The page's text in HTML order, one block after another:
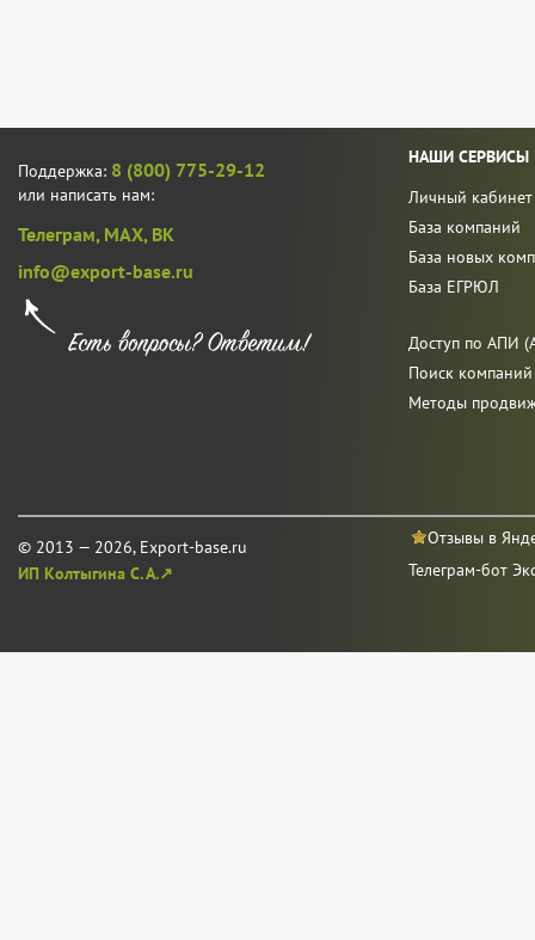
Поддержка: 8 (800) 775-29-12
или написать нам:
Телеграм, MAX, ВК
info@export-base.ru
© 2013 — 2026, Export-base.ru
ИП Колтыгина С. А.↗
НАШИ СЕРВИСЫ
Личный кабинет
База компаний
База новых
База ЕГРЮЛ
Доступ по АПИ
Поиск
Методы
Отзывы в
Телеграм-бот